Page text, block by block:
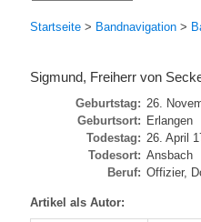
Startseite > Bandnavigation >
Sigmund, Freiherr von
Geburtstag: 26.
Geburtsort: Erlangen
Todestag: 26. April
Todesort: Ansbach
Beruf: Offizier,
Artikel als Autor: